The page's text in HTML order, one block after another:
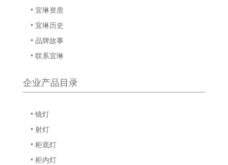
• 宜琳资质
• 宜琳历史
• 品牌故事
• 联系宜琳
企业产品目录
• 镜灯
• 射灯
• 柜底灯
• 柜内灯